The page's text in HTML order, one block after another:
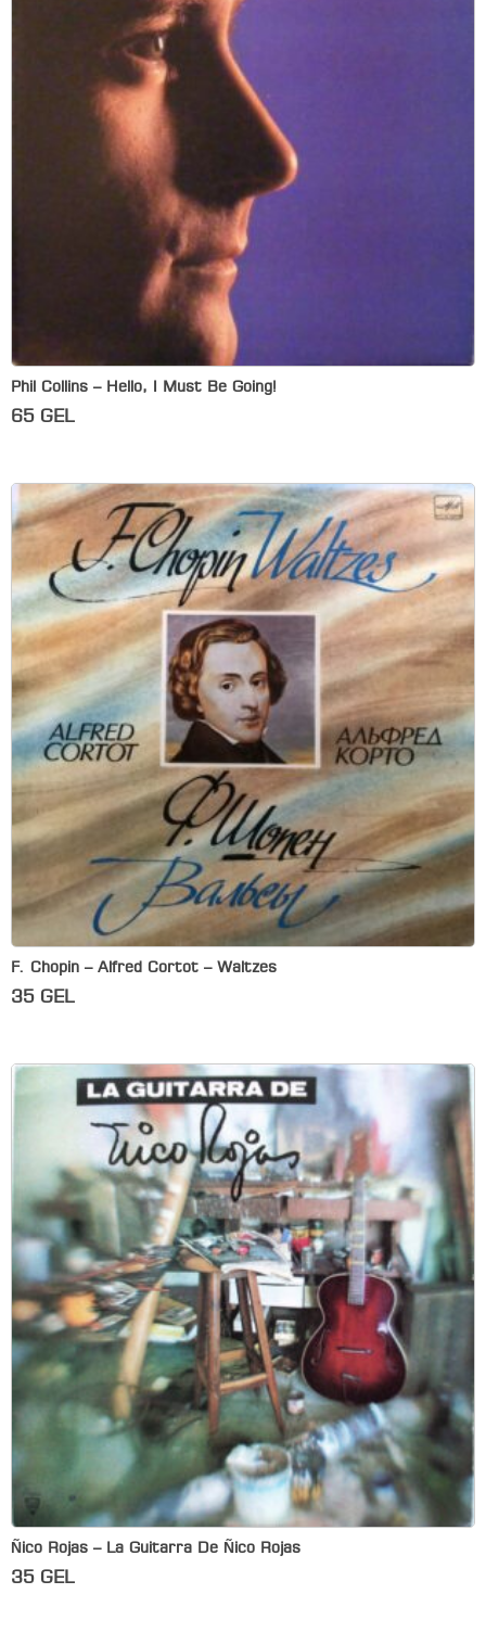
Phil Collins – Hello, I Must Be Going!
65 GEL
F. Chopin – Alfred Cortot – Waltzes
35 GEL
Ñico Rojas – La Guitarra De Ñico Rojas
35 GEL